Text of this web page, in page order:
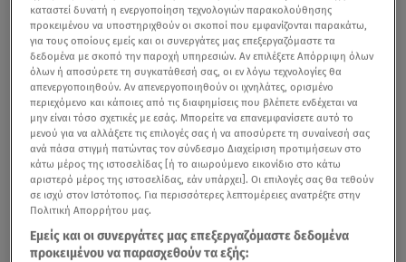
καταστεί δυνατή η ενεργοποίηση τεχνολογιών παρακολούθησης
προκειμένου να υποστηριχθούν οι σκοποί που εμφανίζονται παρακάτω,
για τους οποίους εμείς και οι συνεργάτες μας επεξεργαζόμαστε τα
δεδομένα με σκοπό την παροχή υπηρεσιών. Αν επιλέξετε Απόρριψη όλων
όλων ή αποσύρετε τη συγκατάθεσή σας, οι εν λόγω τεχνολογίες θα
απενεργοποιηθούν. Αν απενεργοποιηθούν οι ιχνηλάτες, ορισμένο
περιεχόμενο και κάποιες από τις διαφημίσεις που βλέπετε ενδέχεται να
μην είναι τόσο σχετικές με εσάς. Μπορείτε να επανεμφανίσετε αυτό το
μενού για να αλλάξετε τις επιλογές σας ή να αποσύρετε τη συναίνεσή σας
ανά πάσα στιγμή πατώντας τον σύνδεσμο Διαχείριση προτιμήσεων στο
κάτω μέρος της ιστοσελίδας [ή το αιωρούμενο εικονίδιο στο κάτω
αριστερό μέρος της ιστοσελίδας, εάν υπάρχει]. Οι επιλογές σας θα τεθούν
σε ισχύ στον Ιστότοπος. Για περισσότερες λεπτομέρειες ανατρέξτε στην
Πολιτική Απορρήτου μας.
Εμείς και οι συνεργάτες μας επεξεργαζόμαστε δεδομένα
προκειμένου να παρασχεθούν τα εξής: